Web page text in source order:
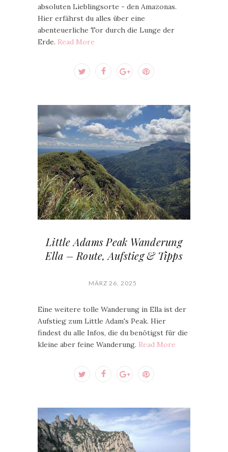
absoluten Lieblingsorte - den Amazonas.
Hier erfährst du alles über eine
abenteuerliche Tor durch die Lunge der
Erde. Read More
Little Adams Peak Wanderung
Ella – Route, Aufstieg & Tipps
MÄRZ 26, 2025
Eine weitere tolle Wanderung in Ella ist der
Aufstieg zum Little Adam's Peak. Hier
findest du alle Infos, die du benötigst für die
kleine aber feine Wanderung. Read More